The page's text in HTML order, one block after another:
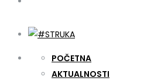
POČETNA
AKTUALNOSTI